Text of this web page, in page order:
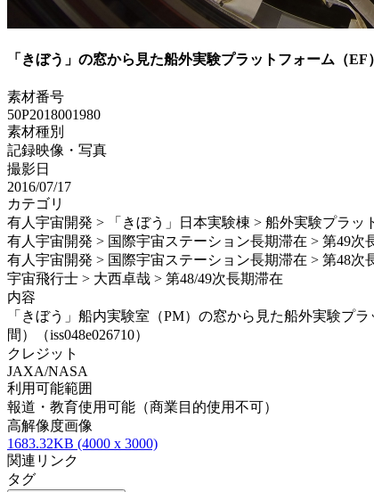
「きぼう」の窓から見た船外実験プラットフォーム（
素材番号
50P2018001980
素材種別
記録映像・写真
撮影日
2016/07/17
カテゴリ
有人宇宙開発 > 「きぼう」日本実験棟 > 船外実験プラッ
有人宇宙開発 > 国際宇宙ステーション長期滞在 > 第49次
有人宇宙開発 > 国際宇宙ステーション長期滞在 > 第48次
宇宙飛行士 > 大西卓哉 > 第48/49次長期滞在
内容
「きぼう」船内実験室（PM）の窓から見た船外実験プ
間）（iss048e026710）
クレジット
JAXA/NASA
利用可能範囲
報道・教育使用可能（商業目的使用不可）
高解像度画像
1683.32KB (4000 x 3000)
関連リンク
タグ